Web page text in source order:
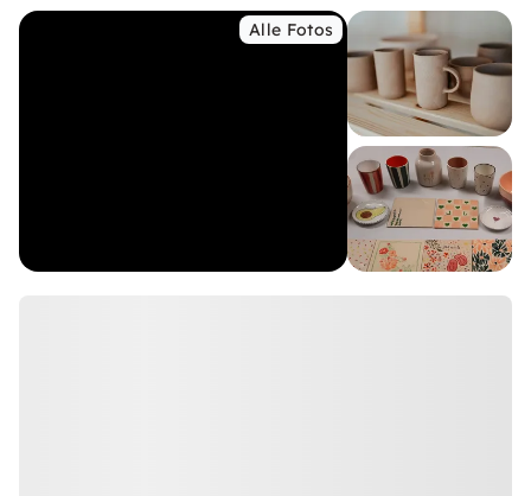
Alle Fotos